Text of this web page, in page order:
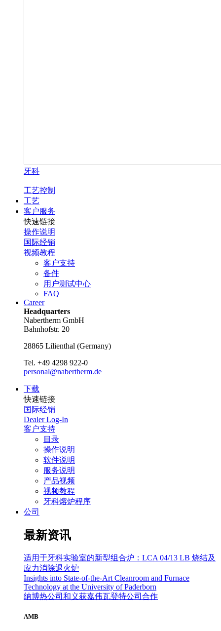
牙科
工艺控制
工艺
客户服务
快速链接
操作说明
国际经销
视频教程
客户支持
备件
用户测试中心
FAQ
Career
Headquarters
Nabertherm GmbH
Bahnhofstr. 20
28865 Lilienthal (Germany)
Tel. +49 4298 922-0
personal@nabertherm.de
下载
快速链接
国际经销
Dealer Log-In
客户支持
目录
操作说明
软件说明
服务说明
产品视频
视频教程
牙科熔炉程序
公司
最新资讯
适用于牙科实验室的新型组合炉：LCA 04/13 LB 烧结及
应力消除退火炉
Insights into State-of-the-Art Cleanroom and Furnace
Technology at the University of Paderborn
纳博热公司和义获嘉伟瓦登特公司合作
AMB